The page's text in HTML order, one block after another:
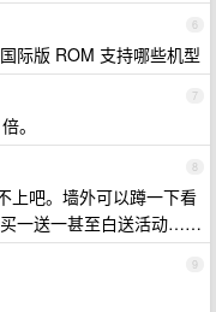
6
际版 ROM 支持哪些机型
7
。
8
上吧。墙外可以蹲一下看
一送一甚至白送活动……
9